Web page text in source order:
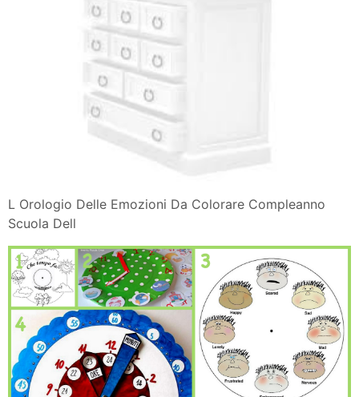
L Orologio Delle Emozioni Da Colorare Compleanno
Scuola Dell